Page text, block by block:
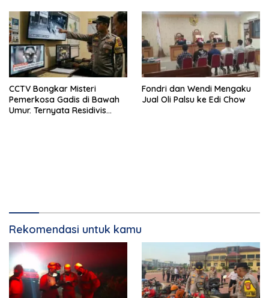
CCTV Bongkar Misteri
Pemerkosa Gadis di Bawah
Umur. Ternyata Residivis
Fondri dan Wendi Mengaku
Jual Oli Palsu ke Edi Chow
Rekomendasi untuk kamu